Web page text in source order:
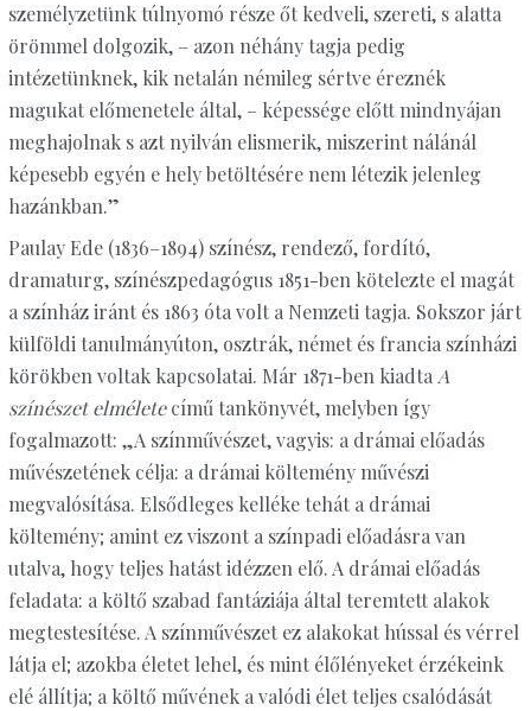
személyzetünk túlnyomó része őt kedveli, szereti, s alatta
örömmel dolgozik, – azon néhány tagja pedig
intézetünknek, kik netalán némileg sértve éreznék
magukat előmenetele által, – képessége előtt mindnyájan
meghajolnak s azt nyilván elismerik, miszerint nálánál
képesebb egyén e hely betöltésére nem létezik jelenleg
hazánkban.”
Paulay Ede (1836–1894) színész, rendező, fordító,
dramaturg, színészpedagógus 1851-ben kötelezte el magát
a színház iránt és 1863 óta volt a Nemzeti tagja. Sokszor járt
külföldi tanulmányúton, osztrák, német és francia színházi
körökben voltak kapcsolatai. Már 1871-ben kiadta A
színészet elméletecímű tankönyvét, melyben így
fogalmazott: „A színművészet, vagyis: a drámai előadás
művészetének célja: a drámai költemény művészi
megvalósítása. Elsődleges kelléke tehát a drámai
költemény; amint ez viszont a színpadi előadásra van
utalva, hogy teljes hatást idézzen elő. A drámai előadás
feladata: a költő szabad fantáziája által teremtett alakok
megtestesítése. A színművészet ez alakokat hússal és vérrel
látja el; azokba életet lehel, és mint élőlényeket érzékeink
elé állítja; a költő művének a valódi élet teljes csalódását